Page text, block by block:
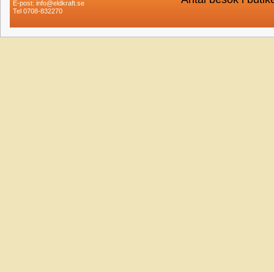
E-post: info@eldkraft.se
Tel 0708-832270